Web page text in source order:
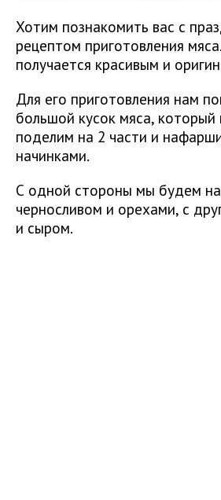
Хотим познакомить вас с
рецептом приготовления
получается красивым и
Для его приготовления нам
большой кусок мяса,
поделим на 2 части и
начинками.
С одной стороны мы будем
черносливом и орехами, с
и сыром.